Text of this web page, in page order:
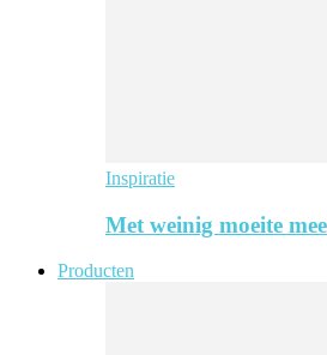
Inspiratie
Met weinig moeite
Producten